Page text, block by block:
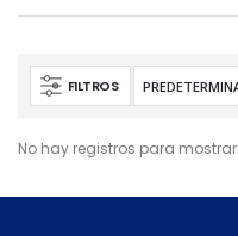
FILTROS
No hay registros para mostrar